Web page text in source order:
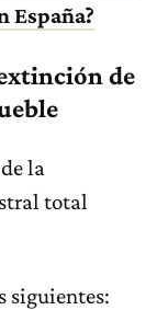
España?
de
la
total
siguientes: